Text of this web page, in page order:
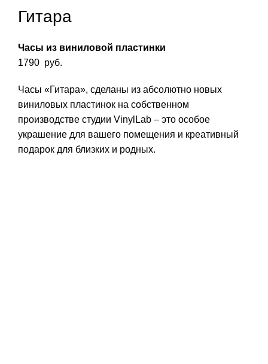
Гитара
Часы из виниловой пластинки
1790 руб.
Часы «Гитара», сделаны из абсолютно новых
виниловых пластинок на собственном
производстве студии VinylLab – это особое
украшение для вашего помещения и креативный
подарок для близких и родных.